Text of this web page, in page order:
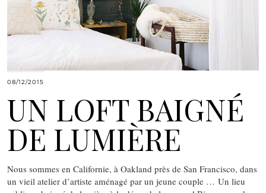
08/12/2015
UN LOFT BAIGNÉ
DE LUMIÈRE
Nous sommes en Californie, à Oakland près de San Francisco, dans
un vieil atelier d’artiste aménagé par un jeune couple … Un lieu